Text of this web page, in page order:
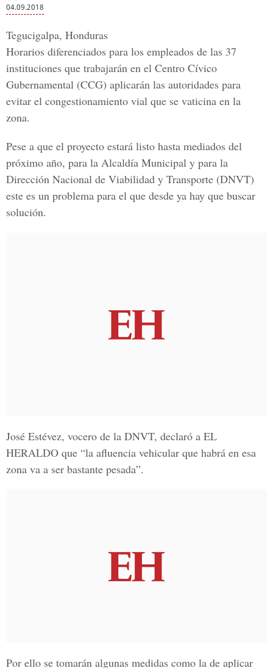
04.09.2018
Tegucigalpa, Honduras
Horarios diferenciados para los empleados de las 37
instituciones que trabajarán en el Centro Cívico
Gubernamental (CCG) aplicarán las autoridades para
evitar el congestionamiento vial que se vaticina en la
zona.
Pese a que el proyecto estará listo hasta mediados del
próximo año, para la Alcaldía Municipal y para la
Dirección Nacional de Viabilidad y Transporte (DNVT)
este es un problema para el que desde ya hay que buscar
solución.
José Estévez, vocero de la DNVT, declaró a EL
HERALDO que “la afluencia vehicular que habrá en esa
zona va a ser bastante pesada”.
Por ello se tomarán algunas medidas como la de aplicar